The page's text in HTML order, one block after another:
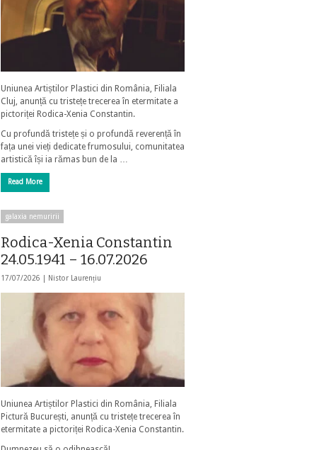
Uniunea Artiștilor Plastici din România, Filiala
Cluj, anunță cu tristețe trecerea în etermitate a
pictoriței Rodica-Xenia Constantin.
Cu profundă tristețe și o profundă reverență în
fața unei vieți dedicate frumosului, comunitatea
artistică își ia rămas bun de la …
Read More
galaxia nemuririi
Rodica-Xenia Constantin
24.05.1941 – 16.07.2026
17/07/2026 | Nistor Laurențiu
Uniunea Artiștilor Plastici din România, Filiala
Pictură București, anunță cu tristețe trecerea în
etermitate a pictoriței Rodica-Xenia Constantin.